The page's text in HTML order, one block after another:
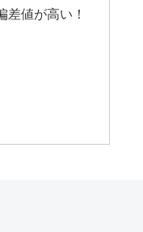
値が高い！